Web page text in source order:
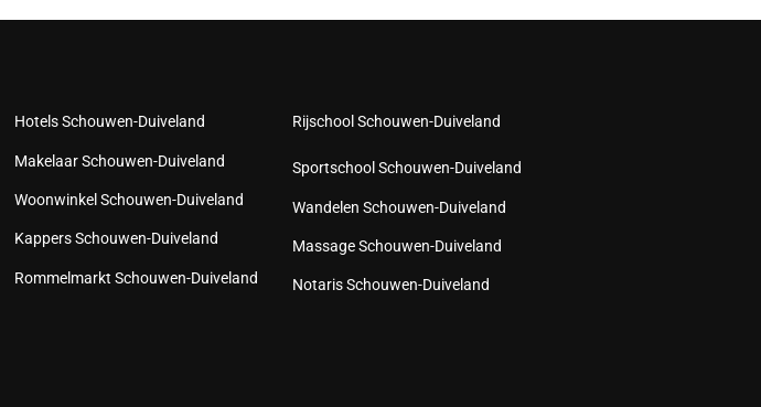
Hotels Schouwen-Duiveland
Makelaar Schouwen-Duiveland
Woonwinkel Schouwen-Duiveland
Kappers Schouwen-Duiveland
Rommelmarkt Schouwen-Duiveland
Rijschool Schouwen-Duiveland
Sportschool Schouwen-Duiveland
Wandelen Schouwen-Duiveland
Massage Schouwen-Duiveland
Notaris Schouwen-Duiveland